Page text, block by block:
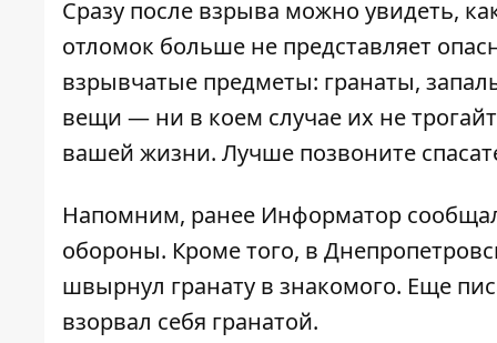
Сразу после взрыва можно увидеть,
отломок больше не представляет
взрывчатые предметы: гранаты,
вещи — ни в коем случае их не
вашей жизни. Лучше позвоните
Напомним, ранее Информатор
обороны. Кроме того, в
швырнул гранату в знакомого. Еще
взорвал себя гранатой.